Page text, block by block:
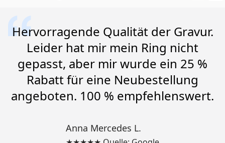
Hervorragende Qualität der Gravur.
Leider hat mir mein Ring nicht
gepasst, aber mir wurde ein 25 %
Rabatt für eine Neubestellung
angeboten. 100 % empfehlenswert.
Anna Mercedes L.